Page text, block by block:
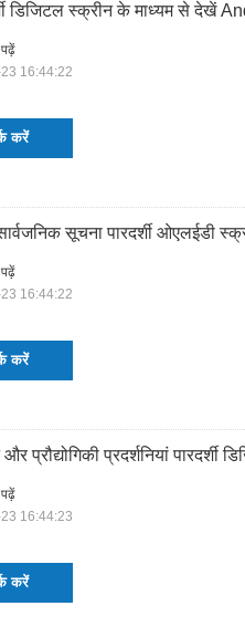
डिजिटल स्क्रीन के माध्यम से देखें
करें
16:44:22
सार्वजनिक सूचना पारदर्शी ओएलईडी
करें
16:44:22
और प्रौद्योगिकी प्रदर्शनियां पारदर्शी
करें
16:44:23